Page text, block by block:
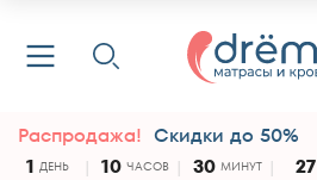
Распродажа! Скидки до 50%
1 ДЕНЬ 10 ЧАСОВ 30 МИНУТ 26